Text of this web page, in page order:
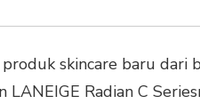
skincare baru dari
LANEIGE Radian C